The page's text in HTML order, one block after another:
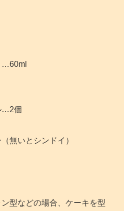
…60ml
…2個
無いとシンドイ）
型などの場合、ケーキを型